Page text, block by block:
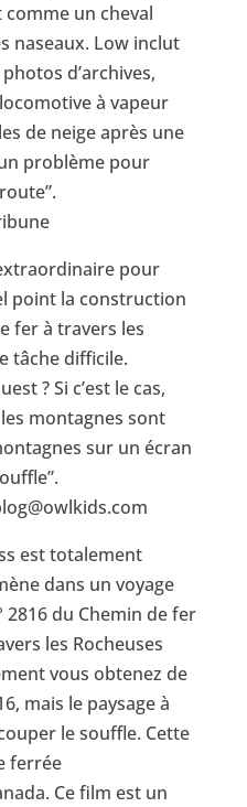
un cheval
naseaux. Low inclut
d’archives,
à vapeur
de neige après une
problème pour
pour
point la construction
fer à travers les
tâche difficile.
? Si c’est le cas,
montagnes sont
sur un écran
est totalement
dans un voyage
2816 du Chemin de fer
les Rocheuses
vous obtenez de
mais le paysage à
le souffle. Cette
ferrée
Ce film est un